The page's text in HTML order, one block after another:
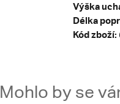
Výška
Délka
Kód zboží:
Mohlo by se